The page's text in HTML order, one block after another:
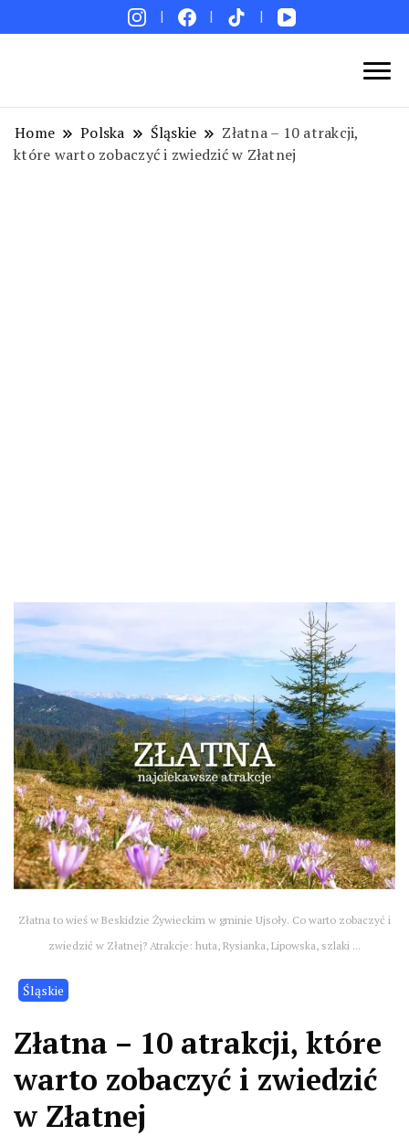
Blog podróżniczy. Najpiękniejsze miejsca w Polsce i
na świecie. Ciekawe miejsca. Pomysły na weekend i
wakacje. Porady. Relacje z podróży.
Home Polska Śląskie
Złatna – 10 atrakcji,
które warto zobaczyć i zwiedzić w Złatnej
Złatna to wieś w Beskidzie Żywieckim w gminie Ujsoły. Co warto zobaczyć i
zwiedzić w Złatnej? Atrakcje: huta, Rysianka, Lipowska, szlaki ...
Śląskie
Złatna – 10 atrakcji, które
warto zobaczyć i zwiedzić
w Złatnej